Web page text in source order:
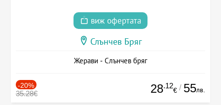
виж офертата
Слънчев Бряг
Жерави - Слънчев бряг
-20%
35.28€ 28.12
€ / 55лв.